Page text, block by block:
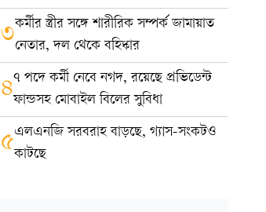
৩কর্মীর স্ত্রীর সঙ্গে শারীরিক সম্পর্ক জামায়াত
নেতার, দল থেকে বহিষ্কার
৪৭ পদে কর্মী নেবে নগদ, রয়েছে প্রভিডেন্ট
ফান্ডসহ মোবাইল বিলের সুবিধা
৫এলএনজি সরবরাহ বাড়ছে, গ্যাস-সংকটও
কাটছে